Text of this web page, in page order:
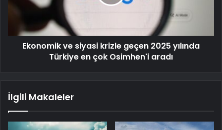
Ekonomik ve siyasi krizle geçen 2025 yılında
Türkiye en çok Osimhen'i aradı
İlgili Makaleler